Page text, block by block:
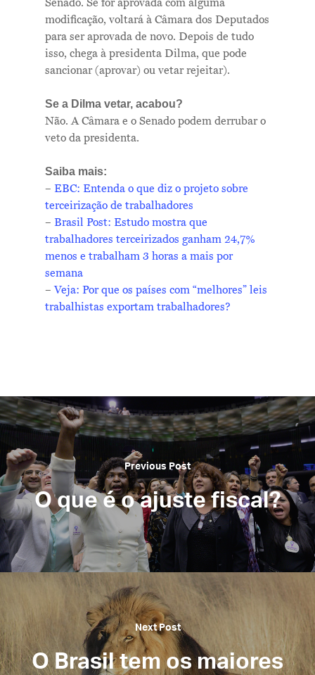
Senado. Se for aprovada com alguma
modificação, voltará à Câmara dos Deputados
para ser aprovada de novo. Depois de tudo
isso, chega à presidenta Dilma, que pode
sancionar (aprovar) ou vetar rejeitar).
Se a Dilma vetar, acabou?
Não. A Câmara e o Senado podem derrubar o
veto da presidenta.
Saiba mais:
– EBC: Entenda o que diz o projeto sobre
terceirização de trabalhadores
– Brasil Post: Estudo mostra que
trabalhadores terceirizados ganham 24,7%
menos e trabalham 3 horas a mais por
semana
–Veja: Por que os países com “melhores” leis
trabalhistas exportam trabalhadores?
Previous Post
O que é o ajuste fiscal?
Next Post
O Brasil tem os maiores
Me Explica ?
Newsletter
Contatos